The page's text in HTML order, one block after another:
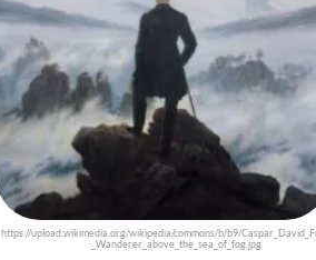
https://upload.wikimedia.org/wikipedia/commons/b/b9/
_Wanderer_above_the_sea_of_fog.jpg